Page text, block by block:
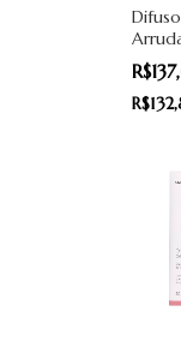
100ml